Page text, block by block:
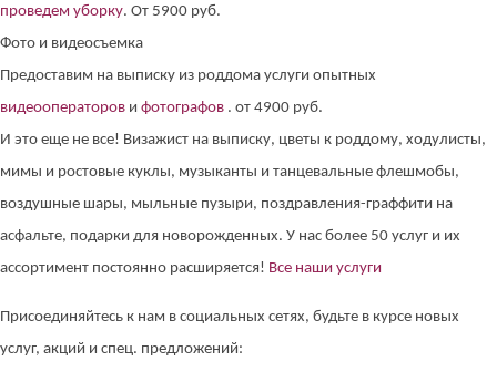
проведем уборку. От 5900 руб.
Фото и видеосъемка
Предоставим на выписку из роддома услуги опытных
видеооператоров и фотографов . от 4900 руб.
И это еще не все! Визажист на выписку, цветы к роддому, ходулисты,
мимы и ростовые куклы, музыканты и танцевальные флешмобы,
воздушные шары, мыльные пузыри, поздравления-граффити на
асфальте, подарки для новорожденных. У нас более 50 услуг и их
ассортимент постоянно расширяется! Все наши услуги
Присоединяйтесь к нам в социальных сетях, будьте в курсе новых
услуг, акций и спец. предложений: